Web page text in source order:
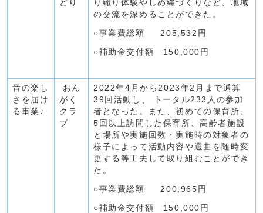
どり
り織り体験やしめ縄づくりなど、地域
の交流を深めることができた。
○事業費総額 205,532円
○補助金交付額 150,000円
音の楽し
さを届け
る事業♪
おん
がく
クラ
ブ
2022年4月から2023年2月まで通算
39回活動し、 トータル233人の参加
者となった。また、初めての保育所、
5回以上訪問した保育所、高齢者施設
と場所や実施回数・実施時の対象者の
様子によって活動内容や選曲を随時変
更する等工夫して取り組むことができ
た。
○事業費総額 200,965円
○補助金交付額 150,000円